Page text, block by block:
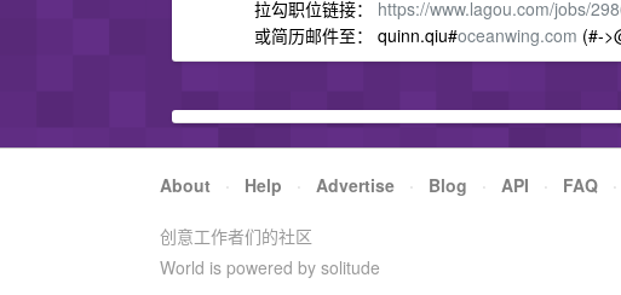
拉勾职位链接： https://www.lagou.com/jobs/
或简历邮件至： quinn.qiu#oceanwing.com (#-
About · Help · Advertise · Blog · API · FAQ ·
创意工作者们的社区
World is powered by solitude